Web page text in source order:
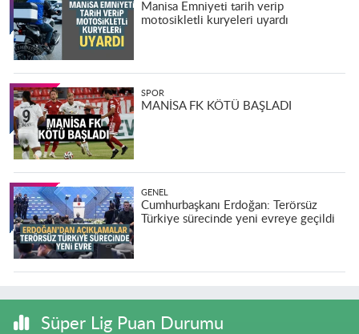
Manisa Emniyeti tarih verip
motosikletli kuryeleri uyardı
SPOR
MANİSA FK KÖTÜ BAŞLADI
GENEL
Cumhurbaşkanı Erdoğan: Terörsüz
Türkiye sürecinde yeni evreye geçildi
Süper Lig Puan Durumu